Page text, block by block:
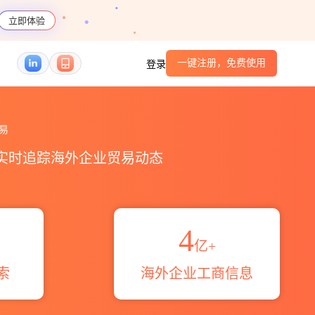
立即体验
登录 一键注册，免费使用
时追踪海外企业贸易动态
4亿+
海外企业工商信息